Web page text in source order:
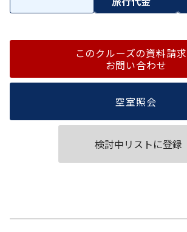
このクルーズの資料請求
お問い合わせ
空室照会
検討中リストに登録